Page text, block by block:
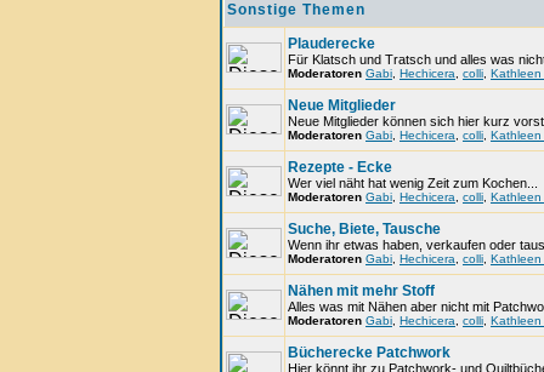
Sonstige Themen
Plauderecke
Für Klatsch und Tratsch und alles was
Moderatoren Gabi Hechicera colli Kathleen
Neue Mitglieder
Neue Mitglieder können sich hier kurz
Moderatoren Gabi Hechicera colli Kathleen
Rezepte - Ecke
Wer viel näht hat wenig Zeit zum Kochen...
Moderatoren Gabi Hechicera colli Kathleen
Suche, Biete, Tausche
Wenn ihr etwas haben, verkaufen oder
Moderatoren Gabi Hechicera colli Kathleen
Nähen mit mehr Stoff
Alles was mit Nähen aber nicht mit
Moderatoren Gabi Hechicera colli Kathleen
Bücherecke Patchwork
Hier könnt ihr zu Patchwork- und